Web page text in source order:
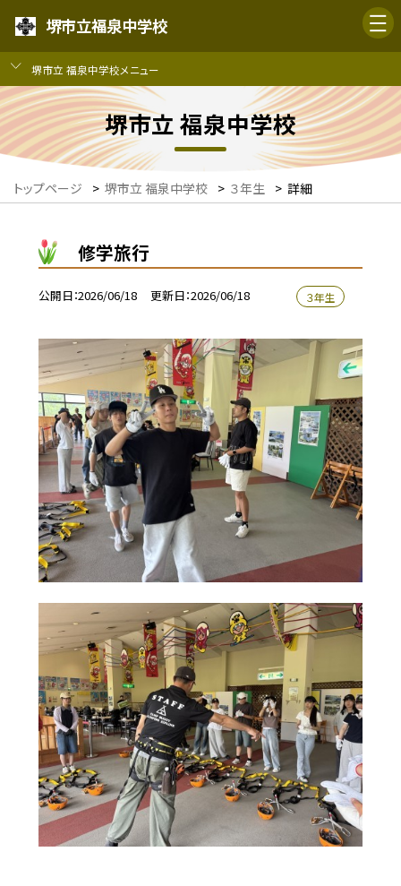
堺市立福泉中学校
堺市立 福泉中学校メニュー
堺市立 福泉中学校
トップページ > 堺市立 福泉中学校 > ３年生 > 詳細
修学旅行
公開日 2026/06/18 更新日 2026/06/18 ３年生